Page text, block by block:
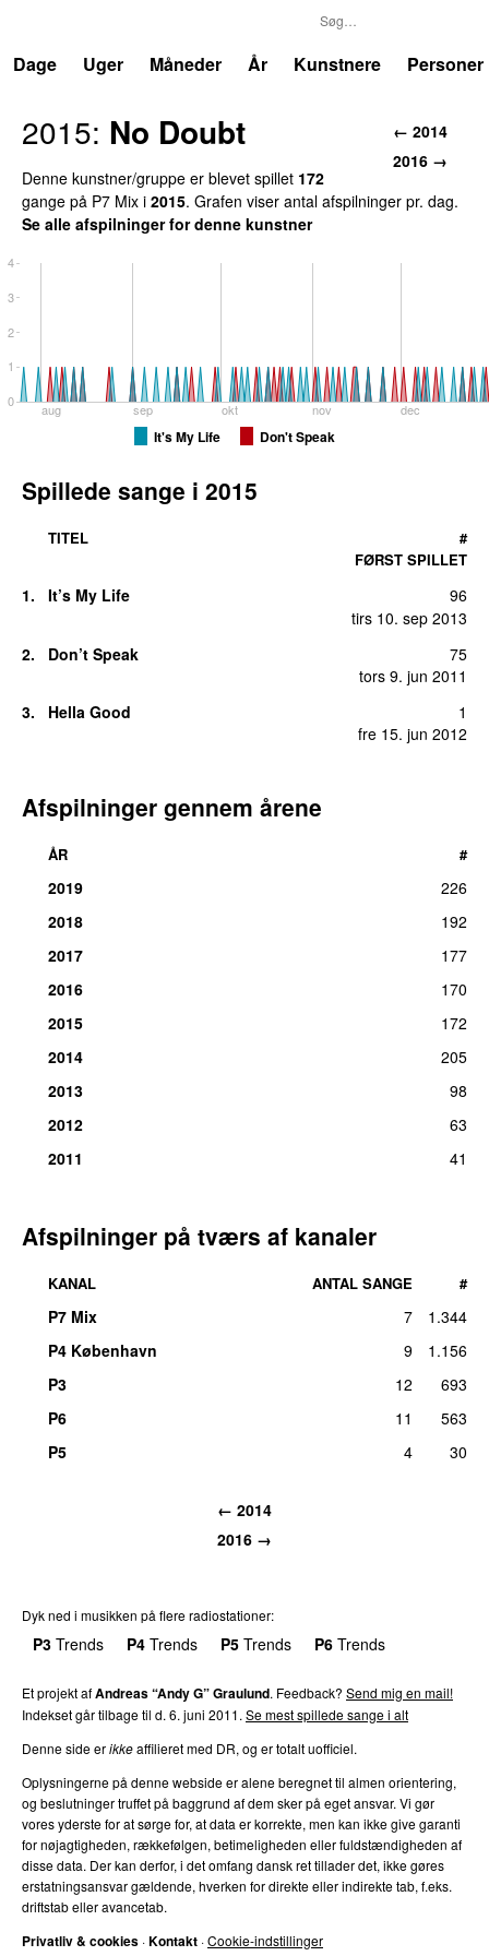
Dage
Uger Måneder År Kunstnere Personer
← 2014
2016 →
2015: No Doubt
Denne kunstner/gruppe er blevet spillet 172
gange på P7 Mix i 2015. Grafen viser antal afspilninger pr. dag.
Se alle afspilninger for denne kunstner
0
1
2
3
4
aug sep okt nov dec
It's My Life Don't Speak
Spillede sange i 2015
TITEL
FØRST SPILLET
#
1.
It’s My Life
tirs 10. sep 2013
96
2.
Don’t Speak
tors 9. jun 2011
75
3.
Hella Good
fre 15. jun 2012
1
Afspilninger gennem årene
ÅR #
2019
226
2018
192
2017
177
2016
170
2015
172
2014
205
2013
98
2012
63
2011
41
Afspilninger på tværs af kanaler
KANAL ANTAL SANGE #
P7 Mix 7
1.344
P4 København
9
1.156
P3
12
693
P6
11
563
P5
4 30
← 2014
2016 →
Dyk ned i musikken på flere radiostationer:
P3 Trends P4 Trends P5 Trends P6 Trends
Et projekt afAndreas “Andy G” Graulund. Feedback? Send mig en mail!
Indekset går tilbage til d. 6. juni 2011. Se mest spillede sange i alt
Denne side erikkeaffilieret med DR, og er totalt uofficiel.
Oplysningerne på denne webside er alene beregnet til almen orientering,
og beslutninger truffet på baggrund af dem sker på eget ansvar. Vi gør
vores yderste for at sørge for, at data er korrekte, men kan ikke give garanti
for nøjagtigheden, rækkefølgen, betimeligheden eller fuldstændigheden af
disse data. Der kan derfor, i det omfang dansk ret tillader det, ikke gøres
erstatningsansvar gældende, hverken for direkte eller indirekte tab, f.eks.
driftstab eller avancetab.
Privatliv & cookies ·Kontakt ·Cookie-indstillinger